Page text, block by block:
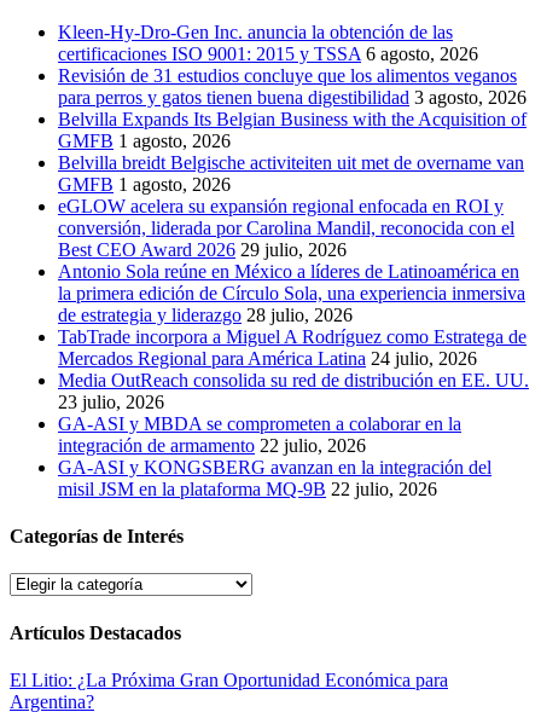
Kleen-Hy-Dro-Gen Inc. anuncia la obtención de las
certificaciones ISO 9001: 2015 y TSSA 6 agosto, 2026
Revisión de 31 estudios concluye que los alimentos veganos
para perros y gatos tienen buena digestibilidad 3 agosto, 2026
Belvilla Expands Its Belgian Business with the Acquisition of
GMFB 1 agosto, 2026
Belvilla breidt Belgische activiteiten uit met de overname van
GMFB 1 agosto, 2026
eGLOW acelera su expansión regional enfocada en ROI y
conversión, liderada por Carolina Mandil, reconocida con el
Best CEO Award 2026 29 julio, 2026
Antonio Sola reúne en México a líderes de Latinoamérica en
la primera edición de Círculo Sola, una experiencia inmersiva
de estrategia y liderazgo 28 julio, 2026
TabTrade incorpora a Miguel A Rodríguez como Estratega de
Mercados Regional para América Latina 24 julio, 2026
Media OutReach consolida su red de distribución en EE. UU.
23 julio, 2026
GA-ASI y MBDA se comprometen a colaborar en la
integración de armamento 22 julio, 2026
GA-ASI y KONGSBERG avanzan en la integración del
misil JSM en la plataforma MQ-9B 22 julio, 2026
Categorías de Interés
Categorías
Interés
Artículos Destacados
El Litio: ¿La Próxima Gran Oportunidad Económica para
Argentina?